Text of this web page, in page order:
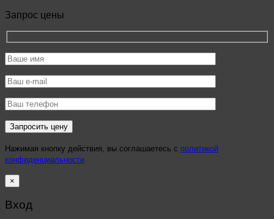
Запрос цены
Нажимая кнопку действия, вы соглашаетесь с политикой
конфиденциальности
×
Вход